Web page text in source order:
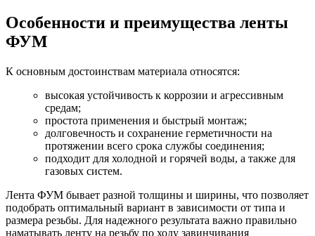
Особенности и преимущества ленты
ФУМ
К основным достоинствам материала относятся:
высокая устойчивость к коррозии и агрессивным
средам;
простота применения и быстрый монтаж;
долговечность и сохранение герметичности на
протяжении всего срока службы соединения;
подходит для холодной и горячей воды, а также для
газовых систем.
Лента ФУМ бывает разной толщины и ширины, что позволяет
подобрать оптимальный вариант в зависимости от типа и
размера резьбы. Для надежного результата важно правильно
наматывать ленту на резьбу по ходу завинчивания